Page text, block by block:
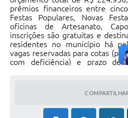
prêmios financeiros entre
Festas Populares, Novas
oficinas de Artesanato,
inscrições são gratuitas e
residentes no município há
vagas reservadas para cotas
com deficiência) e prazo de
EDITAL EM AÚDIO DESCRIÇÃO -